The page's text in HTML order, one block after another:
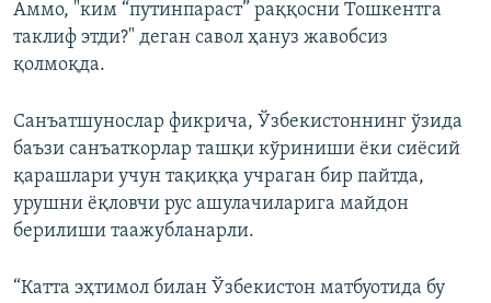
Аммо, "ким “путинпараст” раққосни Тошкентга
таклиф этди?" деган савол ҳануз жавобсиз
қолмоқда.
Санъатшунослар фикрича, Ўзбекистоннинг ўзида
баъзи санъаткорлар ташқи кўриниши ёки сиёсий
қарашлари учун тақиққа учраган бир пайтда,
урушни ёқловчи рус ашулачиларига майдон
берилиши таажубланарли.
“Катта эҳтимол билан Ўзбекистон матбуотида бу